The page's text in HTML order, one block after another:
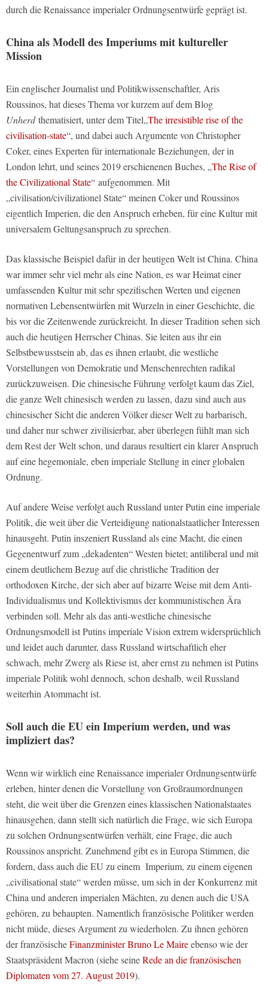
durch die Renaissance imperialer Ordnungsentwürfe geprägt ist.
China als Modell des Imperiums mit kultureller
Mission
Ein englischer Journalist und Politikwissenschaftler, Aris
Roussinos, hat dieses Thema vor kurzem auf dem Blog
Unherdthematisiert, unter dem Titel„The irresistible rise of the
civilisation-state“, und dabei auch Argumente von Christopher
Coker, eines Experten für internationale Beziehungen, der in
London lehrt, und seines 2019 erschienenen Buches, „The Rise of
the Civilizational State“ aufgenommen. Mit
„civilisation/civilizationel State“ meinen Coker und Roussinos
eigentlich Imperien, die den Anspruch erheben, für eine Kultur mit
universalem Geltungsanspruch zu sprechen.
Das klassische Beispiel dafür in der heutigen Welt ist China. China
war immer sehr viel mehr als eine Nation, es war Heimat einer
umfassenden Kultur mit sehr spezifischen Werten und eigenen
normativen Lebensentwürfen mit Wurzeln in einer Geschichte, die
bis vor die Zeitenwende zurückreicht. In dieser Tradition sehen sich
auch die heutigen Herrscher Chinas. Sie leiten aus ihr ein
Selbstbewusstsein ab, das es ihnen erlaubt, die westliche
Vorstellungen von Demokratie und Menschenrechten radikal
zurückzuweisen. Die chinesische Führung verfolgt kaum das Ziel,
die ganze Welt chinesisch werden zu lassen, dazu sind auch aus
chinesischer Sicht die anderen Völker dieser Welt zu barbarisch,
und daher nur schwer zivilisierbar, aber überlegen fühlt man sich
dem Rest der Welt schon, und daraus resultiert ein klarer Anspruch
auf eine hegemoniale, eben imperiale Stellung in einer globalen
Ordnung.
Auf andere Weise verfolgt auch Russland unter Putin eine imperiale
Politik, die weit über die Verteidigung nationalstaatlicher Interessen
hinausgeht. Putin inszeniert Russland als eine Macht, die einen
Gegenentwurf zum „dekadenten“ Westen bietet; antiliberal und mit
einem deutlichem Bezug auf die christliche Tradition der
orthodoxen Kirche, der sich aber auf bizarre Weise mit dem Anti-
Individualismus und Kollektivismus der kommunistischen Ära
verbinden soll. Mehr als das anti-westliche chinesische
Ordnungsmodell ist Putins imperiale Vision extrem widersprüchlich
und leidet auch darunter, dass Russland wirtschaftlich eher
schwach, mehr Zwerg als Riese ist, aber ernst zu nehmen ist Putins
imperiale Politik wohl dennoch, schon deshalb, weil Russland
weiterhin Atommacht ist.
Soll auch die EU ein Imperium werden, und was
impliziert das?
Wenn wir wirklich eine Renaissance imperialer Ordnungsentwürfe
erleben, hinter denen die Vorstellung von Großraumordnungen
steht, die weit über die Grenzen eines klassischen Nationalstaates
hinausgehen, dann stellt sich natürlich die Frage, wie sich Europa
zu solchen Ordnungsentwürfen verhält, eine Frage, die auch
Roussinos anspricht. Zunehmend gibt es in Europa Stimmen, die
fordern, dass auch die EU zu einem Imperium, zu einem eigenen
„civilisational state“ werden müsse, um sich in der Konkurrenz mit
China und anderen imperialen Mächten, zu denen auch die USA
gehören, zu behaupten. Namentlich französische Politiker werden
nicht müde, dieses Argument zu wiederholen. Zu ihnen gehören
der französischeFinanzminister Bruno Le Maireebenso wie der
Staatspräsident Macron (siehe seineRede an die französischen
Diplomaten vom 27. August 2019).